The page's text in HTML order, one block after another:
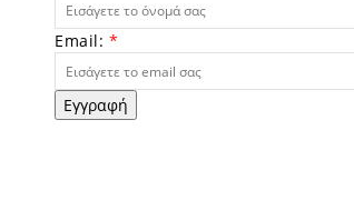
Email: *
Εγγραφή